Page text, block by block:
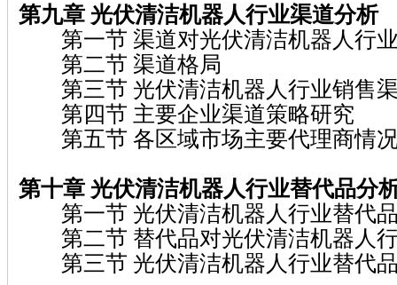
第九章 光伏清洁机器人行业渠道分析
第一节 渠道对光伏清洁机器人行
第二节 渠道格局
第三节 光伏清洁机器人行业销售
第四节 主要企业渠道策略研究
第五节 各区域市场主要代理商情
第十章 光伏清洁机器人行业替代品分
第一节 光伏清洁机器人行业替代
第二节 替代品对光伏清洁机器人
第三节 光伏清洁机器人行业替代